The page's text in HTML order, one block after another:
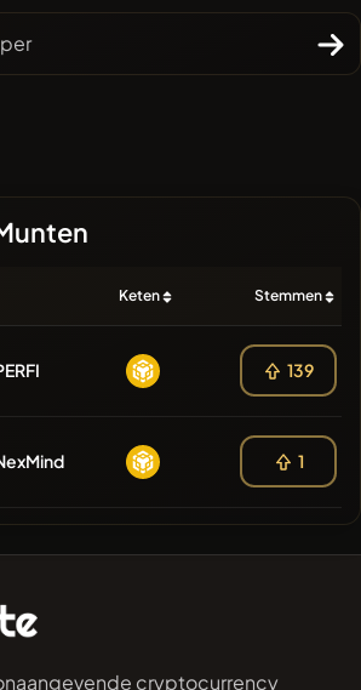
Keten Stemmen
139
1
cryptocurrency